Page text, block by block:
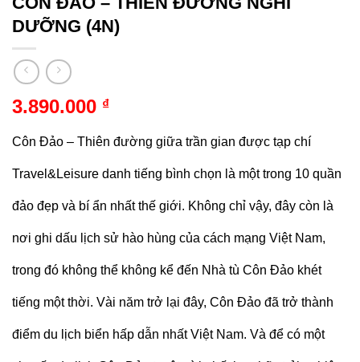
DƯỠNG (4N)
3.890.000 ₫
Côn Đảo – Thiên đường giữa trần gian được tạp chí
Travel&Leisure danh tiếng bình chọn là một trong 10 quần
đảo đẹp và bí ẩn nhất thế giới. Không chỉ vậy, đây còn là
nơi ghi dấu lịch sử hào hùng của cách mạng Việt Nam,
trong đó không thể không kể đến Nhà tù Côn Đảo khét
tiếng một thời. Vài năm trở lại đây, Côn Đảo đã trở thành
điểm du lịch biển hấp dẫn nhất Việt Nam. Và để có một